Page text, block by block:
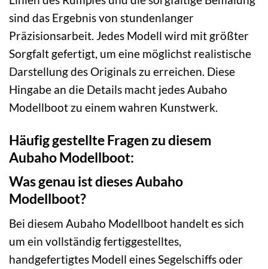
sind das Ergebnis von stundenlanger
Präzisionsarbeit. Jedes Modell wird mit größter
Sorgfalt gefertigt, um eine möglichst realistische
Darstellung des Originals zu erreichen. Diese
Hingabe an die Details macht jedes Aubaho
Modellboot zu einem wahren Kunstwerk.
Häufig gestellte Fragen zu diesem
Aubaho Modellboot:
Was genau ist dieses Aubaho
Modellboot?
Bei diesem Aubaho Modellboot handelt es sich
um ein vollständig fertiggestelltes,
handgefertigtes Modell eines Segelschiffs oder